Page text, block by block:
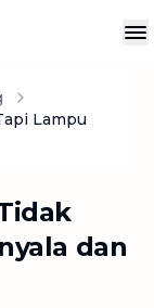
Lampu
dan